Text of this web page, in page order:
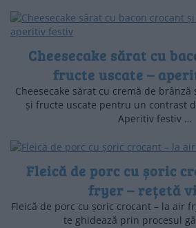
Cheesecake sărat cu
fructe uscate –
Cheesecake sărat cu cremă de
și fructe uscate pentru un contrast
Aperitiv festiv …
Fleică de porc cu șoric
fryer – rețetă
Fleică de porc cu șoric crocant – la air
te ghidează prin procesul